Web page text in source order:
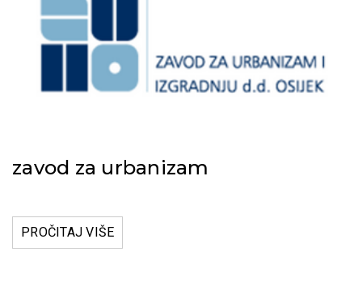
zavod za urbanizam
PROČITAJ VIŠE